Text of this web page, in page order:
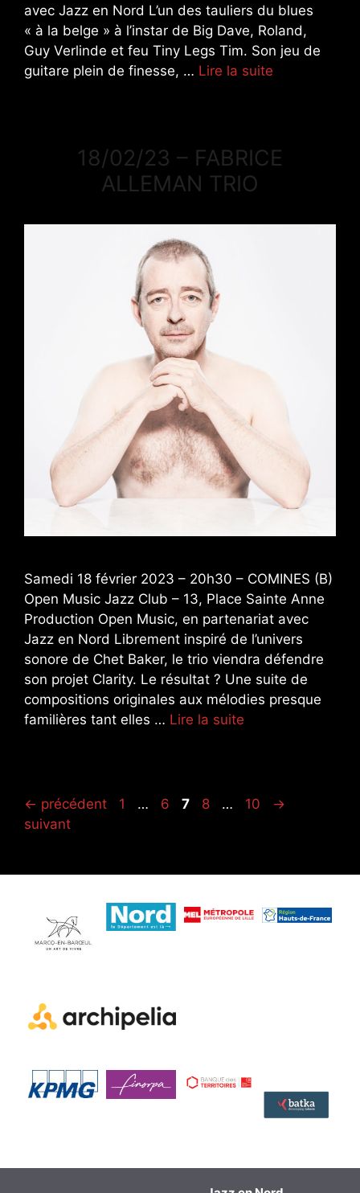
avec Jazz en Nord L’un des tauliers du blues
« à la belge » à l’instar de Big Dave, Roland,
Guy Verlinde et feu Tiny Legs Tim. Son jeu de
guitare plein de finesse, … Lire la suite
18/02/23 – FABRICE
ALLEMAN TRIO
Samedi 18 février 2023 – 20h30 – COMINES (B)
Open Music Jazz Club – 13, Place Sainte Anne
Production Open Music, en partenariat avec
Jazz en Nord Librement inspiré de l’univers
sonore de Chet Baker, le trio viendra défendre
son projet Clarity. Le résultat ? Une suite de
compositions originales aux mélodies presque
familières tant elles … Lire la suite
← précédent Page
1 … Page
6 Page
7 Page
8 … Page
10
→
suivant